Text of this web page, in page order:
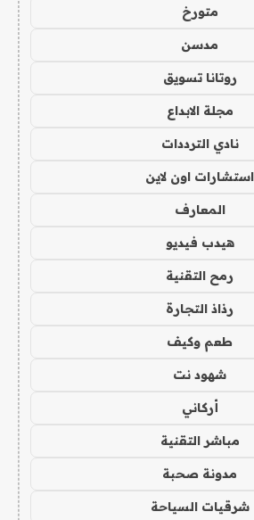
متورخ
مدسن
روتانا تسويق
مجلة الابداع
نادي الترددات
استشارات اون لاين
المعارف
هيدب فيديو
رمح التقنية
رذاذ التجارة
طعم وكيف
شهود نت
أركاني
مباشر التقنية
مدونة صحبة
شرقيات السياحة